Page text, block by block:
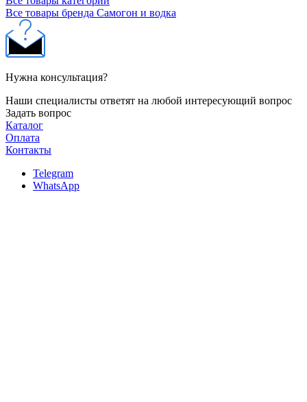
Все товары бренда Самогон и водка
Нужна консультация?
Наши специалисты ответят на любой интересующий вопрос
Задать вопрос
Каталог
Оплата
Контакты
Telegram
WhatsApp